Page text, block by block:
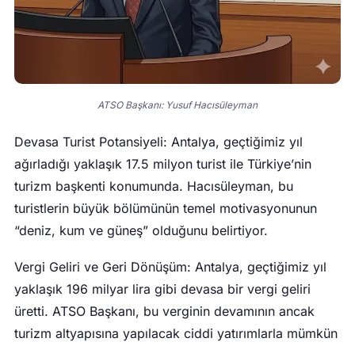
ATSO Başkanı: Yusuf Hacısüleyman
Devasa Turist Potansiyeli: Antalya, geçtiğimiz yıl
ağırladığı yaklaşık 17.5 milyon turist ile Türkiye’nin
turizm başkenti konumunda. Hacısüleyman, bu
turistlerin büyük bölümünün temel motivasyonunun
“deniz, kum ve güneş” olduğunu belirtiyor.
Vergi Geliri ve Geri Dönüşüm: Antalya, geçtiğimiz yıl
yaklaşık 196 milyar lira gibi devasa bir vergi geliri
üretti. ATSO Başkanı, bu verginin devamının ancak
turizm altyapısına yapılacak ciddi yatırımlarla mümkün